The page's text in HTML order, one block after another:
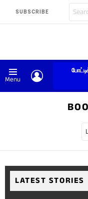
SUBSCRIBE
for:
Menu
LATEST STORIES